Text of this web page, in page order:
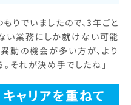
りでいましたので、3年ごと
い業務にしか就けない可能
動の機会が多い方が、より
それが決め手でしたね」
ャリアを重ねて